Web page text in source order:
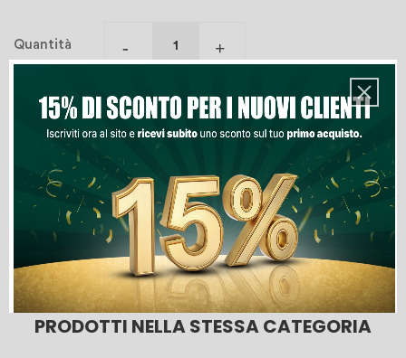
Quantità
Aggiungi Al Carrello
Lista Dei Desideri
Ultimi articoli in magazzino
PRODOTTI NELLA STESSA CATEGORIA